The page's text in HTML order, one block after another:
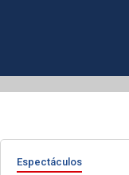
Espectáculos